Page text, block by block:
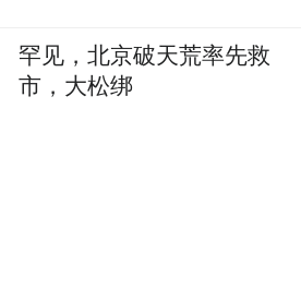
罕见，北京破天荒率先救
市，大松绑